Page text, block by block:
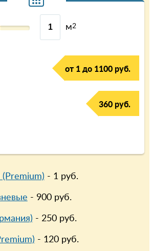
м2
от 1 до 1100 руб.
360 руб.
- 1руб.
- 900руб.
- 250руб.
- 120руб.